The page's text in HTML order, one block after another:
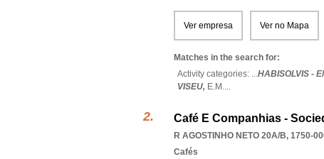
Ver empresa Ver no Mapa
Matches in the search for:
Activity categories: ...HABISOLVIS -
VISEU, E.M....
Café E Companhias -
R AGOSTINHO NETO 20A/B, 1750-
Cafés